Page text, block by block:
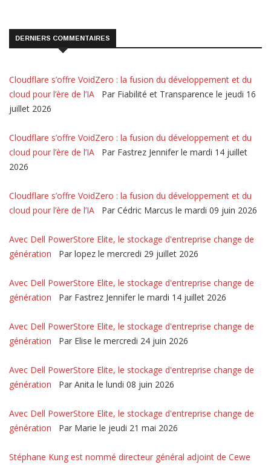
DERNIERS COMMENTAIRES
Cloudflare s’offre VoidZero : la fusion du développement et du
cloud pour l’ère de l’IA
Par Fiabilité et Transparence le jeudi 16
juillet 2026
Cloudflare s’offre VoidZero : la fusion du développement et du
cloud pour l’ère de l’IA
Par Fastrez Jennifer le mardi 14 juillet
2026
Cloudflare s’offre VoidZero : la fusion du développement et du
cloud pour l’ère de l’IA
Par Cédric Marcus le mardi 09 juin 2026
Avec Dell PowerStore Elite, le stockage d'entreprise change de
génération
Par lopez le mercredi 29 juillet 2026
Avec Dell PowerStore Elite, le stockage d'entreprise change de
génération
Par Fastrez Jennifer le mardi 14 juillet 2026
Avec Dell PowerStore Elite, le stockage d'entreprise change de
génération
Par Elise le mercredi 24 juin 2026
Avec Dell PowerStore Elite, le stockage d'entreprise change de
génération
Par Anita le lundi 08 juin 2026
Avec Dell PowerStore Elite, le stockage d'entreprise change de
génération
Par Marie le jeudi 21 mai 2026
Stéphane Kung est nommé directeur général adjoint de Cewe